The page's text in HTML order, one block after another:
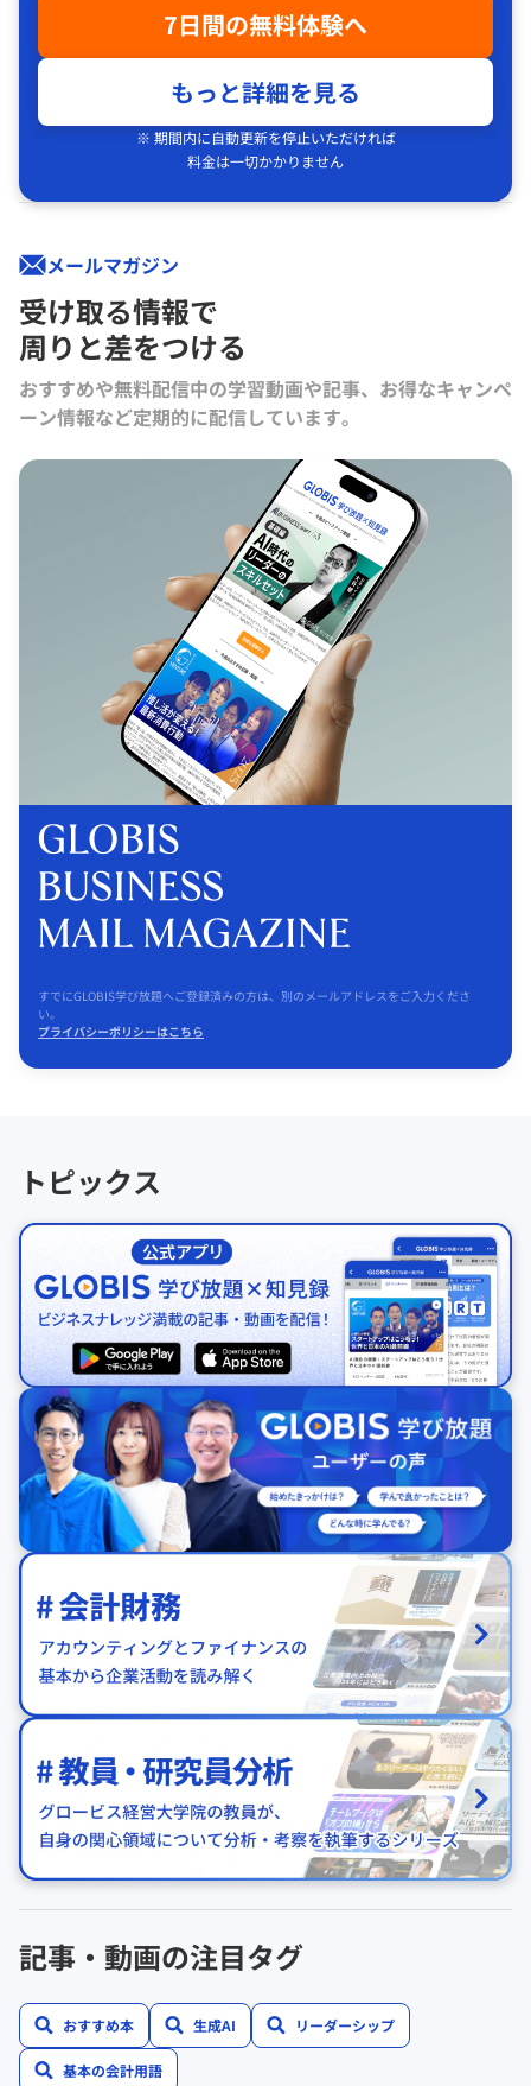
7日間の無料体験へ
もっと詳細を見る
※ 期間内に自動更新を停止いただければ
料金は一切かかりません
メールマガジン
受け取る情報で
周りと差をつける
おすすめや無料配信中の学習動画や記事、お得なキャンペ
ーン情報など定期的に配信しています。
すでにGLOBIS学び放題へご登録済みの方は、別のメールアドレスをご入力くださ
い。
プライバシーポリシーはこちら
トピックス
記事・動画の注目タグ
おすすめ本 生成AI リーダーシップ
基本の会計用語